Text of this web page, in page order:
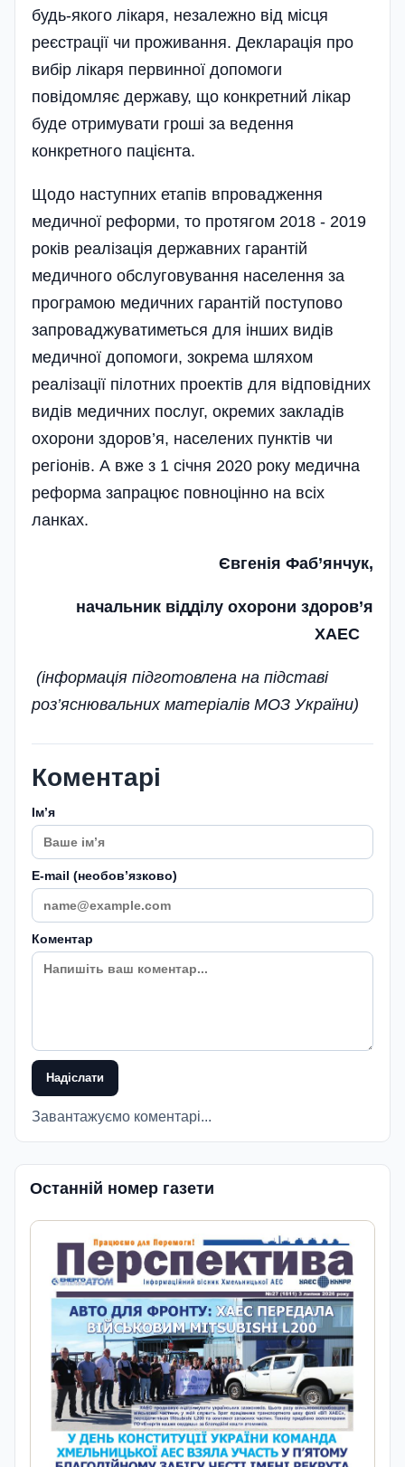
будь-якого лікаря, незалежно від місця
реєстрації чи проживання. Декларація про
вибір лікаря первинної допомоги
повідомляє державу, що конкретний лікар
буде отримувати гроші за ведення
конкретного пацієнта.
Щодо наступних етапів впровадження
медичної реформи, то протягом 2018 - 2019
років реалізація державних гарантій
медичного обслуговування населення за
програмою медичних гарантій поступово
запроваджуватиметься для інших видів
медичної допомоги, зокрема шляхом
реалізації пілотних проектів для відповідних
видів медичних послуг, окремих закладів
охорони здоров’я, населених пунктів чи
регіонів. А вже з 1 січня 2020 року медична
реформа запрацює повноцінно на всіх
ланках.
Євгенія Фаб’янчук,
начальник відділу охорони здоров’я
ХАЕС
(інформація підготовлена на підставі
роз’яснювальних матеріалів МОЗ України)
Коментарі
Імʼя
E-mail (необовʼязково)
Коментар
Надіслати
Завантажуємо коментарі...
Останній номер газети